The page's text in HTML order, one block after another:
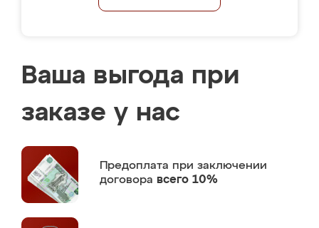
Ваша выгода при
заказе у нас
Предоплата при заключении
договора всего 10%